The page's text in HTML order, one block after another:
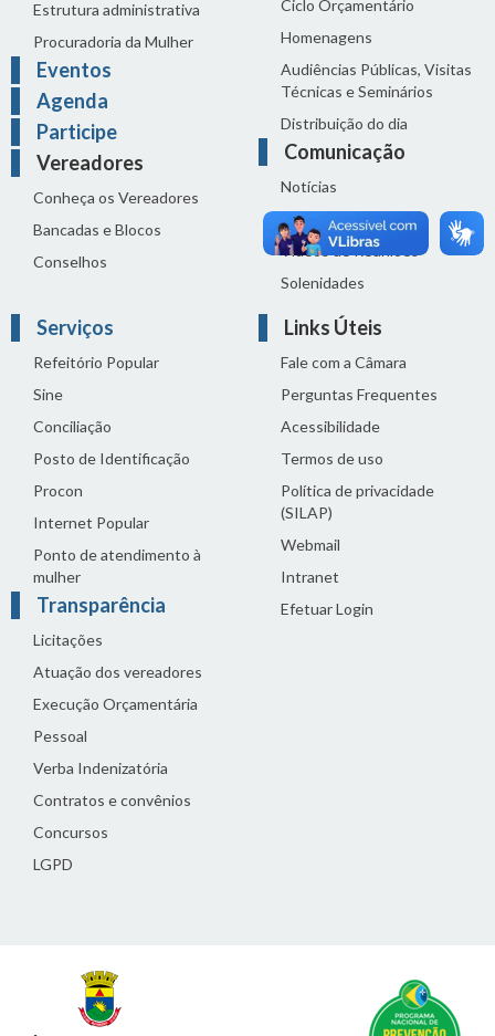
Estrutura administrativa
Procuradoria da Mulher
Eventos
Agenda
Participe
Vereadores
Conheça os Vereadores
Bancadas e Blocos
Conselhos
Ciclo Orçamentário
Homenagens
Audiências Públicas, Visitas
Técnicas e Seminários
Distribuição do dia
Comunicação
Notícias
Sala de Imprensa
Vídeos de Reuniões
Solenidades
Serviços
Refeitório Popular
Sine
Conciliação
Posto de Identificação
Procon
Internet Popular
Ponto de atendimento à
mulher
Transparência
Licitações
Atuação dos vereadores
Execução Orçamentária
Pessoal
Verba Indenizatória
Contratos e convênios
Concursos
LGPD
Links Úteis
Fale com a Câmara
Perguntas Frequentes
Acessibilidade
Termos de uso
Política de privacidade
(SILAP)
Webmail
Intranet
Efetuar Login